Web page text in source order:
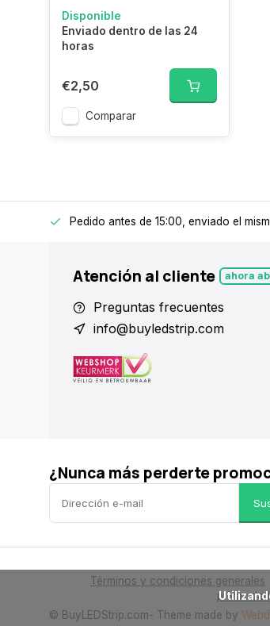
Disponible
Enviado dentro de las 24
horas
€2,50
Comparar
Pedido antes de 15:00, enviado el
Atención al cliente ahora
Preguntas frecuentes
info@buyledstrip.com
¿Nunca más perderte
Términos y condiciones generales
privacidad
© BuyLEDStrip.com- Theme made by
      Utilizando nuestra web aceptas el uso de cookies para ayudarnos a mejorar el funcionamiento de esta página web.